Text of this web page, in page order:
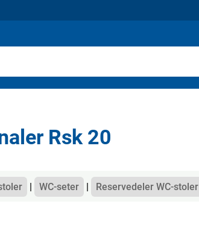
Rsk 20
WC-seter Reservedeler WC-stoler